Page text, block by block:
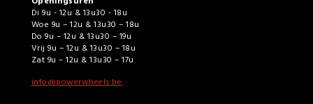
Di 9u - 12u & 13u30 - 18u
Woe 9u – 12u & 13u30 – 18u
Do 9u – 12u & 13u30 – 19u
Vrij 9u – 12u & 13u30 – 18u
Zat 9u – 12u & 13u30 – 17u
info@powerwheels.be